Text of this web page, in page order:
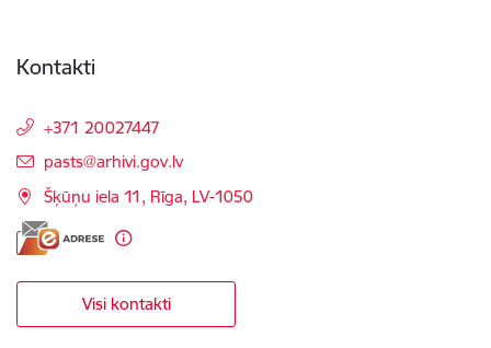
Kontakti
+371 20027447
E-pasts:
pasts@arhivi.gov.lv
Šķūņu iela 11, Rīga, LV-1050
Visi kontakti